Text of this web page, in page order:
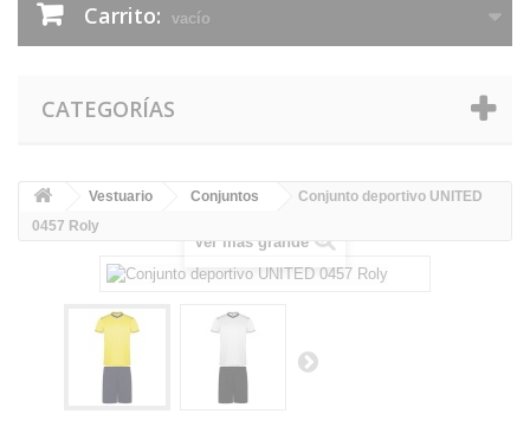
Carrito: vacío
CATEGORÍAS
Vestuario Conjuntos
Conjunto deportivo UNITED
0457 Roly
Ver más grande